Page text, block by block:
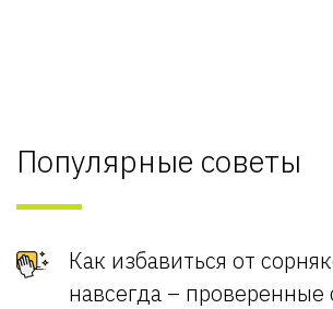
Популярные советы
Как избавиться от
навсегда – проверенные